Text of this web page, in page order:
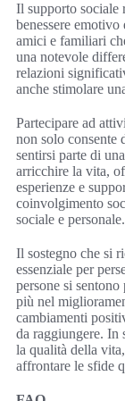
Il supporto sociale
benessere
amici e familiari
una notevole
relazioni
anche stimolare
Partecipare ad
non solo consente
sentirsi parte di
arricchire la vita,
esperienze e
coinvolgimento
sociale e personale.
Il sostegno che si
essenziale per
persone si
più nel
cambiamenti
da raggiungere. In
la qualità della
affrontare le sfide